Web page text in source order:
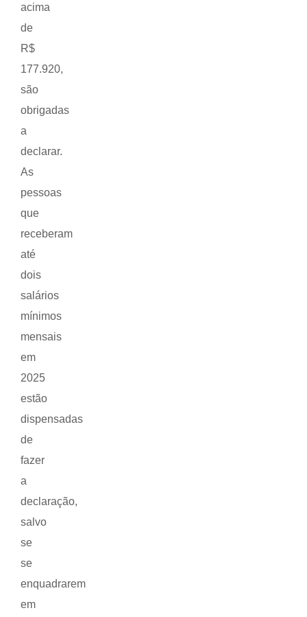
acima
de
R$
177.920,
são
obrigadas
a
declarar.
As
pessoas
que
receberam
até
dois
salários
mínimos
mensais
em
2025
estão
dispensadas
de
fazer
a
declaração,
salvo
se
se
enquadrarem
em